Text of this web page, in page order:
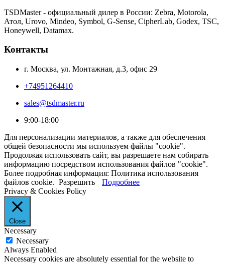
TSDMaster - официальный дилер в России: Zebra, Motorola,
Атол, Urovo, Mindeo, Symbol, G-Sense, CipherLab, Godex, TSC,
Honeywell, Datamax.
Контакты
г. Москва, ул. Монтажная, д.3, офис 29
+74951264410
sales@tsdmaster.ru
9:00-18:00
Для персонализации материалов, а также для обеспечения
общей безопасности мы используем файлы "cookie".
Продолжая использовать сайт, вы разрешаете нам собирать
информацию посредством использования файлов "cookie".
Более подробная информация: Политика использования
файлов cookie. Разрешить
Подробнее
Privacy & Cookies Policy
Close
Necessary
Necessary
Always Enabled
Necessary cookies are absolutely essential for the website to